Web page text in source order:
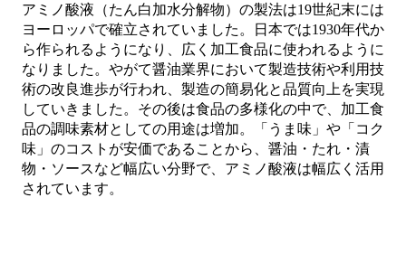
アミノ酸液（たん白加水分解物）の製法は19世紀末には
ヨーロッパで確立されていました。日本では1930年代か
ら作られるようになり、広く加工食品に使われるように
なりました。やがて醤油業界において製造技術や利用技
術の改良進歩が行われ、製造の簡易化と品質向上を実現
していきました。その後は食品の多様化の中で、加工食
品の調味素材としての用途は増加。「うま味」や「コク
味」のコストが安価であることから、醤油・たれ・漬
物・ソースなど幅広い分野で、アミノ酸液は幅広く活用
されています。